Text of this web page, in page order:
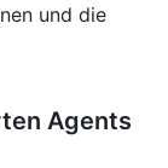
und die
Agents